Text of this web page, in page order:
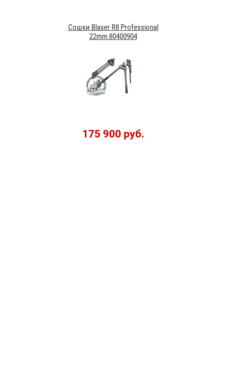
Сошки Blaser R8 Professional
22mm 80400904
175 900 руб.